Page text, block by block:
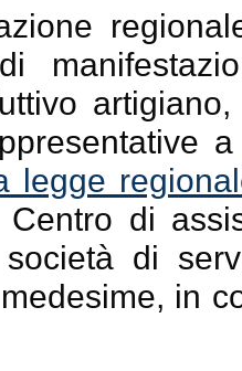
legge
di
di
in